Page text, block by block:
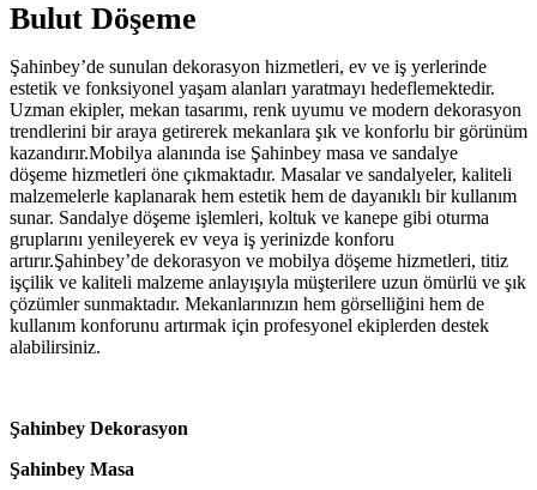
Bulut Döşeme
Şahinbey’de sunulan dekorasyon hizmetleri, ev ve iş yerlerinde
estetik ve fonksiyonel yaşam alanları yaratmayı hedeflemektedir.
Uzman ekipler, mekan tasarımı, renk uyumu ve modern dekorasyon
trendlerini bir araya getirerek mekanlara şık ve konforlu bir görünüm
kazandırır.Mobilya alanında ise Şahinbey masa ve sandalye
döşeme hizmetleri öne çıkmaktadır. Masalar ve sandalyeler, kaliteli
malzemelerle kaplanarak hem estetik hem de dayanıklı bir kullanım
sunar. Sandalye döşeme işlemleri, koltuk ve kanepe gibi oturma
gruplarını yenileyerek ev veya iş yerinizde konforu
artırır.Şahinbey’de dekorasyon ve mobilya döşeme hizmetleri, titiz
işçilik ve kaliteli malzeme anlayışıyla müşterilere uzun ömürlü ve şık
çözümler sunmaktadır. Mekanlarınızın hem görselliğini hem de
kullanım konforunu artırmak için profesyonel ekiplerden destek
alabilirsiniz.
Şahinbey Dekorasyon
Şahinbey Masa